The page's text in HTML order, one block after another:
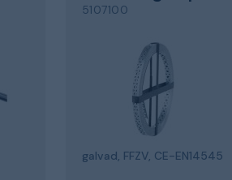
5107100
galvad, FFZV, CE-EN14545